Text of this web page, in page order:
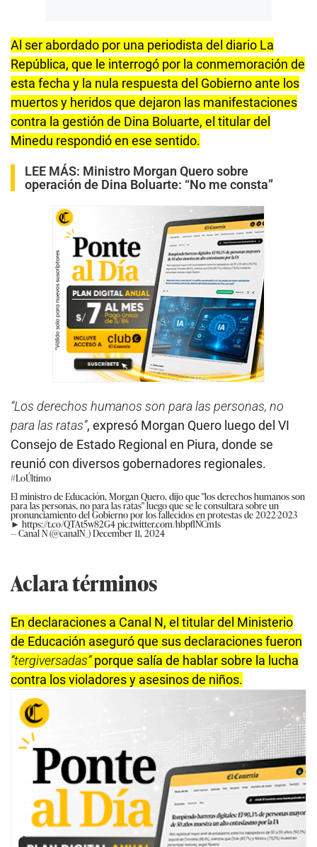
Al ser abordado por una periodista del diario La
República, que le interrogó por la conmemoración de
esta fecha y la nula respuesta del Gobierno ante los
muertos y heridos que dejaron las manifestaciones
contra la gestión de Dina Boluarte, el titular del
Minedu respondió en ese sentido.
LEE MÁS: Ministro Morgan Quero sobre
operación de Dina Boluarte: “No me consta”
“Los derechos humanos son para las personas, no
para las ratas”, expresó Morgan Quero luego del VI
Consejo de Estado Regional en Piura, donde se
reunió con diversos gobernadores regionales.
#LoÚltimo
El ministro de Educación, Morgan Quero, dijo que "los derechos humanos son
para las personas, no para las ratas" luego que se le consultara sobre un
pronunciamiento del Gobierno por los fallecidos en protestas de 2022-2023
► https://t.co/QTAt5w82G4pic.twitter.com/hbpflNCm1s
— Canal N (@canalN_)December 11, 2024
Aclara términos
En declaraciones a Canal N, el titular del Ministerio
de Educación aseguró que sus declaraciones fueron
“tergiversadas”porque salía de hablar sobre la lucha
contra los violadores y asesinos de niños.